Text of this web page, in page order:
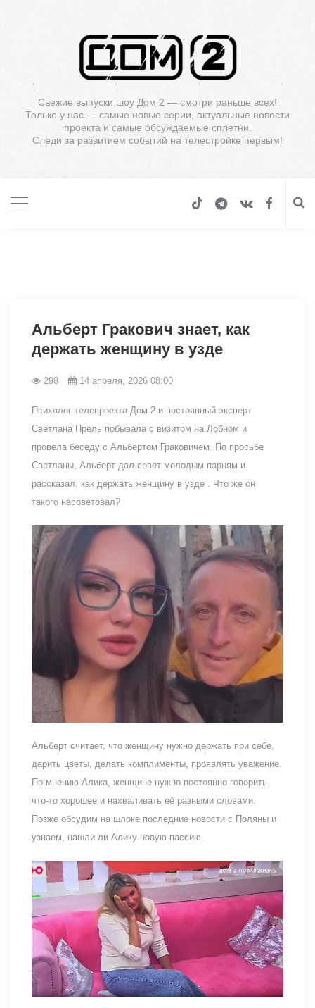
Свежие выпуски шоу Дом 2 — смотри раньше всех!
Только у нас — самые новые серии, актуальные новости
проекта и самые обсуждаемые сплетни.
Следи за развитием событий на телестройке первым!
Альберт Гракович знает, как
держать женщину в узде
298 14 апреля, 2026 08:00
Психолог телепроекта Дом 2 и постоянный эксперт
Светлана Прель побывала с визитом на Лобном и
провела беседу с Альбертом Граковичем. По просьбе
Светланы, Альберт дал совет молодым парням и
рассказал, как держать женщину в узде . Что же он
такого насоветовал?
Альберт считает, что женщину нужно держать при себе,
дарить цветы, делать комплименты, проявлять уважение.
По мнению Алика, женщине нужно постоянно говорить
что-то хорошее и нахваливать её разными словами.
Позже обсудим на шлоке последние новости с Поляны и
узнаем, нашли ли Алику новую пассию.